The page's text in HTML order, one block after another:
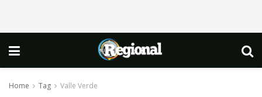
Home Tag Valle Verde